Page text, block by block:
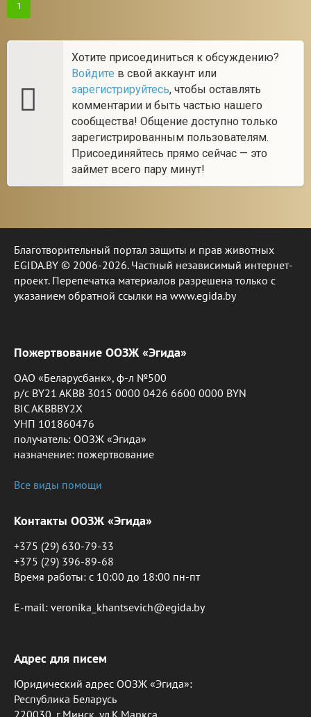
1
Хотите присоединиться к обсуждению?
Войдите в свой аккаунт или
зарегистрируйтесь, чтобы оставлять
комментарии и быть частью нашего
сообщества! Общение доступно только
зарегистрированным пользователям.
Присоединяйтесь прямо сейчас — это
займет всего пару минут!
Благотворительный портал защиты и прав животных
EGIDA.BY © 2006-2026. Частный независимый интернет-
проект. Перепечатка материалов разрешена только с
указанием обратной ссылки на www.egida.by
Пожертвование ООЗЖ «Эгида»
ОАО «Беларусбанк», ф-л №500
р/с BY21 AKBB 3015 0000 0426 6600 0000 BYN
BIC AKBBBY2X
УНП 101860476
получатель: ООЗЖ «Эгида»
назначение: пожертвование
Все виды помощи
Контакты ООЗЖ «Эгида»
+375 (29) 630-79-33
+375 (29) 396-89-68
Время работы: c 10:00 до 18:00 пн-пт
E-mail: veronika_khantsevich@egida.by
Адрес для писем
Юридический адрес ООЗЖ «Эгида»:
Республика Беларусь
220030, г.Минск, ул.К.Маркса